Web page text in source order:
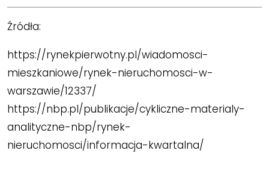
Źródła:
https://rynekpierwotny.pl/wiadomosci-
mieszkaniowe/rynek-nieruchomosci-w-
warszawie/12337/
https://nbp.pl/publikacje/cykliczne-materialy-
analityczne-nbp/rynek-
nieruchomosci/informacja-kwartalna/